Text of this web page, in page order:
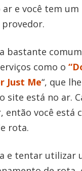
e você tem
bastante
como o“
Just Me“, que
site está no ar.
então você está
rota.
e tentar utilizar